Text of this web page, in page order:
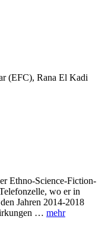
(EFC), Rana El Kadi
Ethno-Science-Fiction-
wo er in
Jahren 2014-2018
… mehr